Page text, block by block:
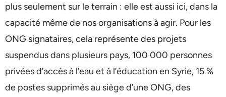
plus seulement sur le terrain : elle est aussi ici, dans la
capacité même de nos organisations à agir. Pour les
ONG signataires, cela représente des projets
suspendus dans plusieurs pays, 100 000 personnes
privées d’accès à l’eau et à l’éducation en Syrie, 15 %
de postes supprimés au siège d’une ONG, des